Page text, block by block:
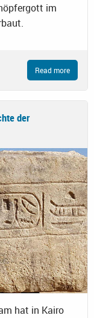
im
Read more
der
hat in Kairo